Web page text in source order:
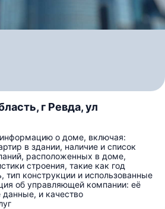
г Ревда, ул
о доме, включая:
в здании, наличие и список
расположенных в доме,
строения, такие как год
тип конструкции и использованные
об управляющей компании: её
данные, и качество